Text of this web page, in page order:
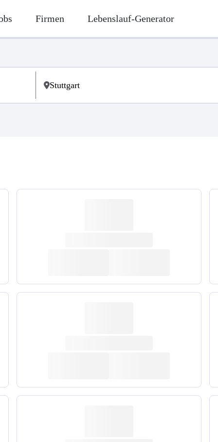
Firmen Lebenslauf-Generator